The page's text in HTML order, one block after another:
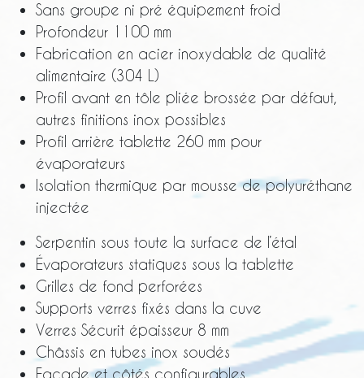
Sans groupe ni pré équipement froid
Profondeur 1100 mm
Fabrication en acier inoxydable de qualité
alimentaire (304 L)
Profil avant en tôle pliée brossée par défaut,
autres finitions inox possibles
Profil arrière tablette 260 mm pour
évaporateurs
Isolation thermique par mousse de polyuréthane
injectée
Serpentin sous toute la surface de l’étal
Évaporateurs statiques sous la tablette
Grilles de fond perforées
Supports verres fixés dans la cuve
Verres Sécurit épaisseur 8 mm
Châssis en tubes inox soudés
Façade et côtés configurables